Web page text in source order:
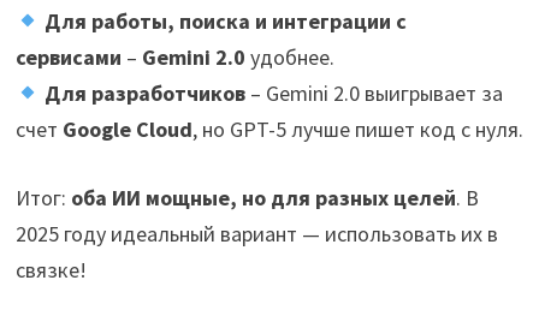
Для работы, поиска и интеграции с
сервисами – Gemini 2.0 удобнее.
Для разработчиков – Gemini 2.0 выигрывает за
счет Google Cloud, но GPT-5 лучше пишет код с нуля.
Итог: оба ИИ мощные, но для разных целей. В
2025 году идеальный вариант — использовать их в
связке!